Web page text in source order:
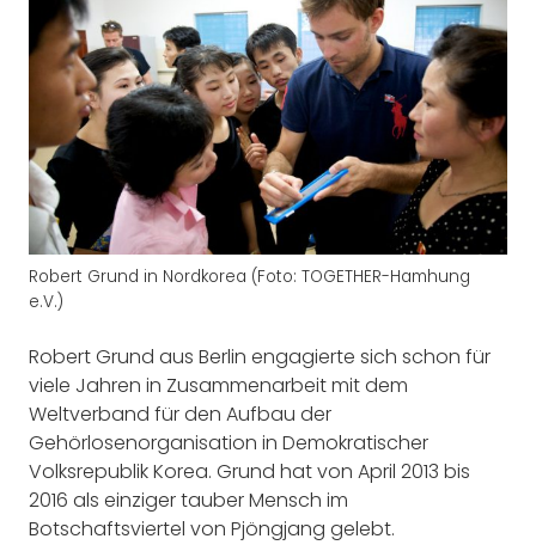
Robert Grund in Nordkorea (Foto: TOGETHER-Hamhung
e.V.)
Robert Grund aus Berlin engagierte sich schon für
viele Jahren in Zusammenarbeit mit dem
Weltverband für den Aufbau der
Gehörlosenorganisation in Demokratischer
Volksrepublik Korea. Grund hat von April 2013 bis
2016 als einziger tauber Mensch im
Botschaftsviertel von Pjöngjang gelebt.